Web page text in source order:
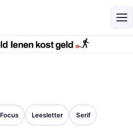
Focus Leesletter Serif